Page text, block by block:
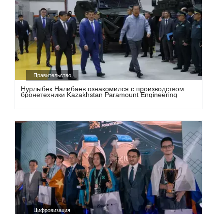
Правительство
Нурлыбек Налибаев ознакомился с производством
бронетехники Kazakhstan Paramount Engineering
Цифровизация